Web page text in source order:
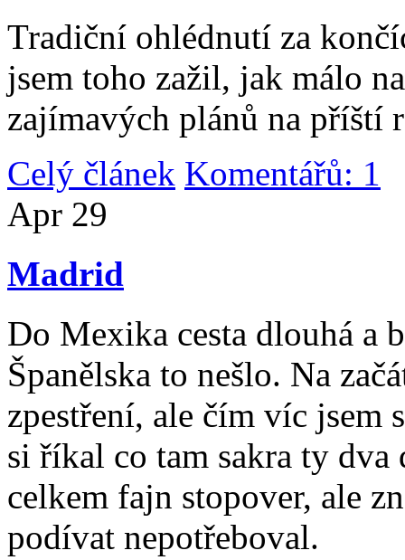
Tradiční ohlédnutí za
jsem toho zažil, jak málo
zajímavých plánů na příští
Celý článek Komentářů: 1
Apr 29
Madrid
Do Mexika cesta dlouhá a
Španělska to nešlo. Na
zpestření, ale čím víc jsem
si říkal co tam sakra ty
celkem fajn stopover, ale
podívat nepotřeboval.